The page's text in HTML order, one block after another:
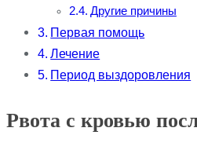
Другие причины
Первая помощь
Лечение
Период выздоровления
Рвота с кровью